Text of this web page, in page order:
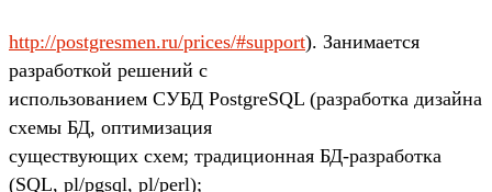
http://postgresmen.ru/prices/#support). Занимается
разработкой решений с
использованием СУБД PostgreSQL (разработка дизайна
схемы БД, оптимизация
существующих схем; традиционная БД-разработка
(SQL, pl/pgsql, pl/perl);